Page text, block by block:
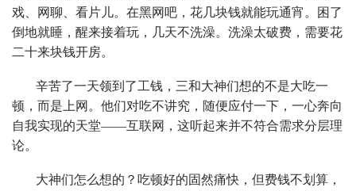
戏、网聊、看片儿。在黑网吧，花几块钱就能玩通宵。困了
倒地就睡，醒来接着玩，几天不洗澡。洗澡太破费，需要花
二十来块钱开房。
辛苦了一天领到了工钱，三和大神们想的不是大吃一
顿，而是上网。他们对吃不讲究，随便应付一下，一心奔向
自我实现的天堂——互联网，这听起来并不符合需求分层理
论。
大神们怎么想的？吃顿好的固然痛快，但费钱不划算，